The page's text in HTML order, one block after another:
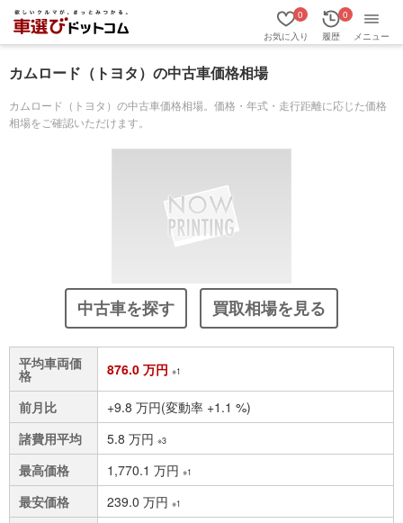
お気に入り
0
履歴
0
メニュー
カムロード（トヨタ）の中古車価格相場
カムロード（トヨタ）の中古車価格相場。価格・年式・走行距離に応じた価格
相場をご確認いただけます。
中古車を探す 買取相場を見る
平均車両価
格 876.0 万円 ※1
前月比
+9.8 万円(変動率 +1.1 %)
諸費用平均
5.8 万円 ※3
最高価格 1,770.1 万円 ※1
最安価格 239.0 万円 ※1